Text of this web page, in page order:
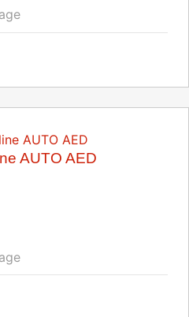
AUTO AED